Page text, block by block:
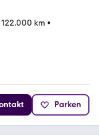
122.000 km •
Parken